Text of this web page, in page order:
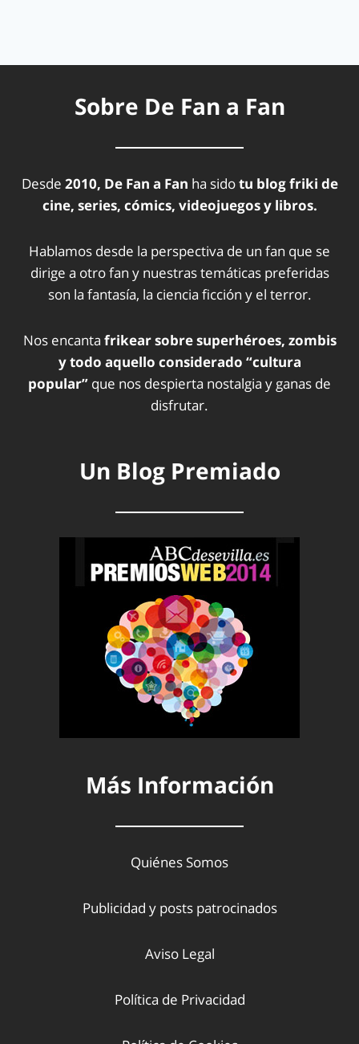
Sobre De Fan a Fan
Desde 2010, De Fan a Fan ha sidotu blog friki de
cine, series, cómics, videojuegos y libros.
Hablamos desde la perspectiva de un fan que se
dirige a otro fan y nuestras temáticas preferidas
son la fantasía, la ciencia ficción y el terror.
Nos encanta frikear sobre superhéroes, zombis
y todo aquello considerado “cultura
popular” que nos despierta nostalgia y ganas de
disfrutar.
Un Blog Premiado
Más Información
Quiénes Somos
Publicidad y posts patrocinados
Aviso Legal
Política de Privacidad